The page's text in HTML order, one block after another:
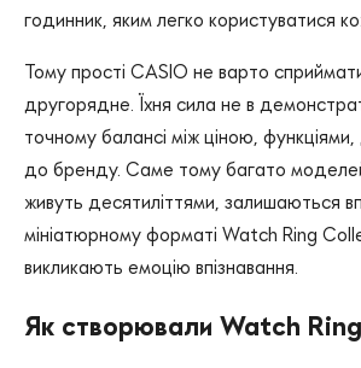
годинник, яким легко користуватися
Тому прості CASIO не варто
другорядне. Їхня сила не в
точному балансі між ціною,
до бренду. Саме тому багато
живуть десятиліттями, залишаються
мініатюрному форматі Watch Ring
викликають емоцію впізнавання.
Як створювали Watch